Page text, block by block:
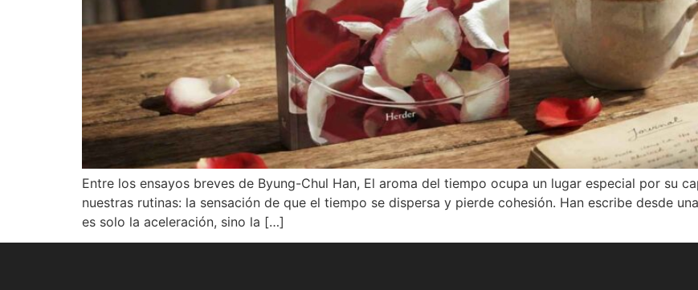
Entre los ensayos breves de Byung-Chul Han, El aroma del tiempo ocupa un lugar especial por su
nuestras rutinas: la sensación de que el tiempo se dispersa y pierde cohesión. Han escribe desde
es solo la aceleración, sino la […]